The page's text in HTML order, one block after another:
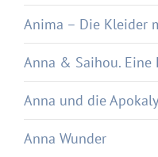
Anima – Die Kleider
Anna & Saihou. Eine
Anna und die
Anna Wunder